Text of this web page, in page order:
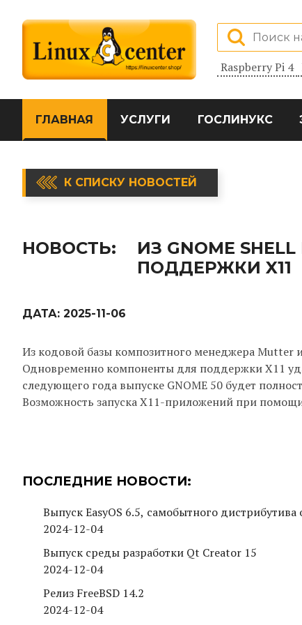
Raspberry Pi 4
ГЛАВНАЯ УСЛУГИ ГОСЛИНУКС
К СПИСКУ НОВОСТЕЙ
НОВОСТЬ:
ИЗ GNOME
ПОДДЕРЖКИ X11
ДАТА: 2025-11-06
Из кодовой базы композитного менеджера Mutter
Одновременно компоненты для поддержки X11
следующего года выпуске GNOME 50 будет
Возможность запуска X11-приложений при
ПОСЛЕДНИЕ НОВОСТИ:
Выпуск EasyOS 6.5, самобытного дистрибутива
2024-12-04
Выпуск среды разработки Qt Creator 15
2024-12-04
Релиз FreeBSD 14.2
2024-12-04